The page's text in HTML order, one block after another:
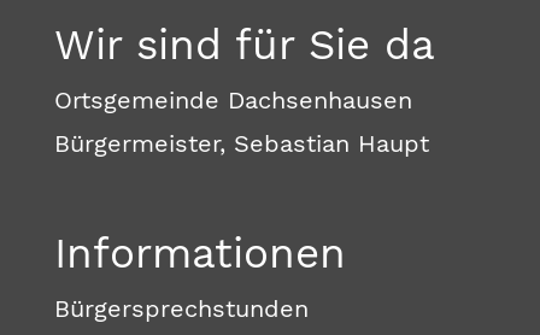
Wir sind für Sie da
Ortsgemeinde Dachsenhausen
Bürgermeister, Sebastian Haupt
Informationen
Bürgersprechstunden